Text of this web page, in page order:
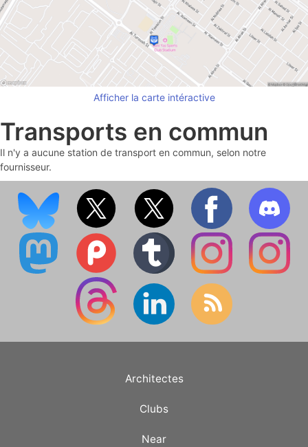
Afficher la carte intéractive
Transports en commun
Il n'y a aucune station de transport en commun, selon notre
fournisseur.
Architectes
Clubs
Near